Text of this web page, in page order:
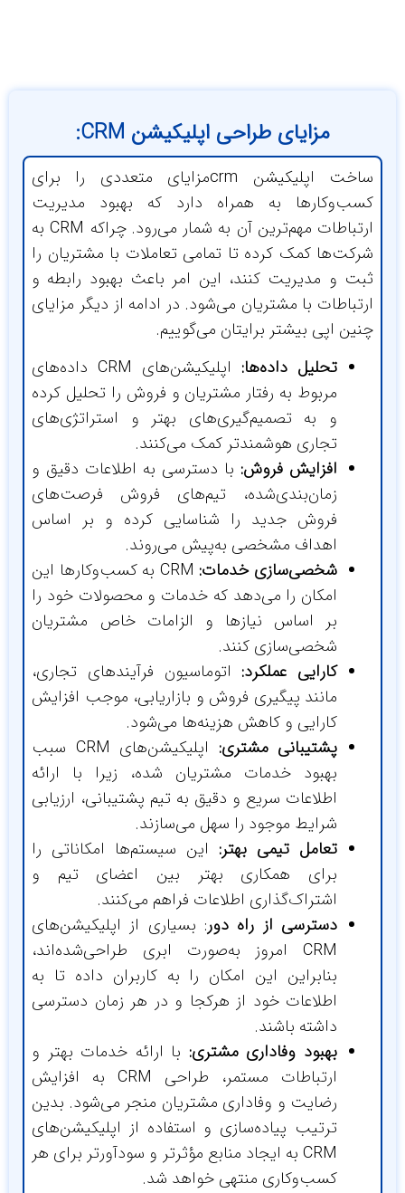
مزایای طراحی اپلیکیشن‌ CRM:
ساخت اپلیکیشن ‌crmمزایای متعددی را برای
به همراه دارد که بهبود مدیریت
ارتباطات مهم‌ترین آن به شمار می‌رود. چراکه CRM به
کمک کرده تا تمامی تعاملات با مشتریان را
و مدیریت کنند، این امر باعث بهبود رابطه و
با مشتریان می‌شود. در ادامه از دیگر مزایای
اپی بیشتر برایتان می‌گوییم.
تحلیل داده‌ها:
اپلیکیشن‌های CRM داده‌های
مربوط به رفتار مشتریان و فروش را تحلیل کرده
و به تصمیم‌گیری‌های بهتر و استراتژی‌های
تجاری هوشمندتر کمک می‌کنند.
افزایش فروش:با دسترسی به اطلاعات دقیق و
زمان‌بندی‌شده، تیم‌های فروش فرصت‌های
فروش جدید را شناسایی کرده و بر اساس
اهداف مشخصی به‌پیش می‌روند.
شخصی‌سازی خدمات:
CRM به کسب‌وکارها این
امکان را می‌دهد که خدمات و محصولات خود را
بر اساس نیازها و الزامات خاص مشتریان
شخصی‌سازی کنند.
کارایی عملکرد:اتوماسیون فرآیندهای تجاری،
مانند پیگیری فروش و بازاریابی، موجب افزایش
کارایی و کاهش هزینه‌ها می‌شود.
پشتیبانی مشتری:
اپلیکیشن‌های CRM سبب
بهبود خدمات مشتریان شده، زیرا با ارائه
اطلاعات سریع و دقیق به تیم پشتیبانی، ارزیابی
شرایط موجود را سهل می‌سازند.
تعامل تیمی بهتر: این سیستم‌ها امکاناتی را
برای همکاری بهتر بین اعضای تیم و
اشتراک‌گذاری اطلاعات فراهم می‌کنند.
دسترسی از راه دور: بسیاری از اپلیکیشن‌های
CRM امروز به‌صورت ابری طراحی‌شده‌اند،
بنابراین این امکان را به کاربران داده تا به
اطلاعات خود از هرکجا و در هر زمان دسترسی
داشته باشند.
بهبود وفاداری مشتری:با ارائه خدمات بهتر و
ارتباطات مستمر، طراحی CRM به افزایش
رضایت و وفاداری مشتریان منجر می‌شود. بدین
ترتیب پیاده‌سازی و استفاده از اپلیکیشن‌های
CRM به ایجاد منابع مؤثرتر و سودآورتر برای هر
کسب‌وکاری منتهی خواهد شد.